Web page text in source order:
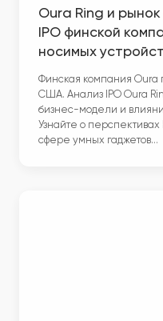
Oura Ring и
IPO финской
носимых
Финская компания Oura
США. Анализ IPO Oura
бизнес-модели и
Узнайте о
сфере умных гаджетов…